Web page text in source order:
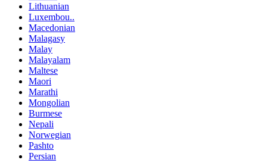
Lithuanian
Luxembou..
Macedonian
Malagasy
Malay
Malayalam
Maltese
Maori
Marathi
Mongolian
Burmese
Nepali
Norwegian
Pashto
Persian